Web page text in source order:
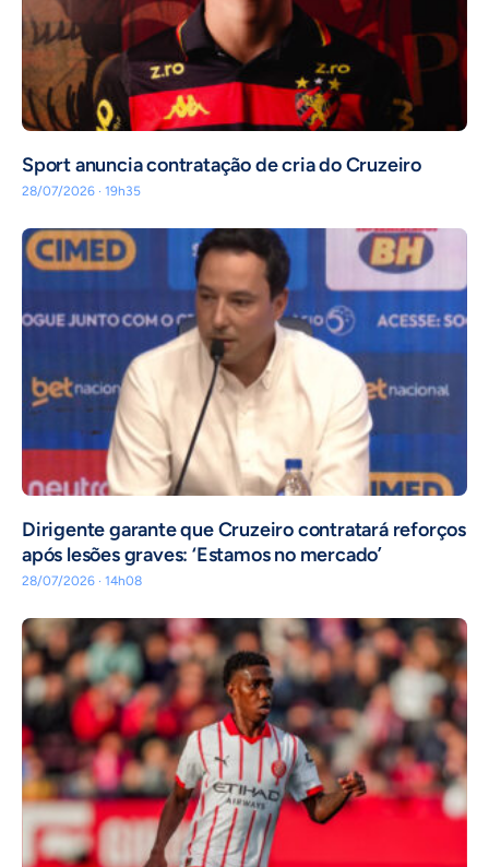
Sport anuncia contratação de cria do Cruzeiro
28/07/2026 · 19h35
Dirigente garante que Cruzeiro contratará reforços
após lesões graves: ‘Estamos no mercado’
28/07/2026 · 14h08